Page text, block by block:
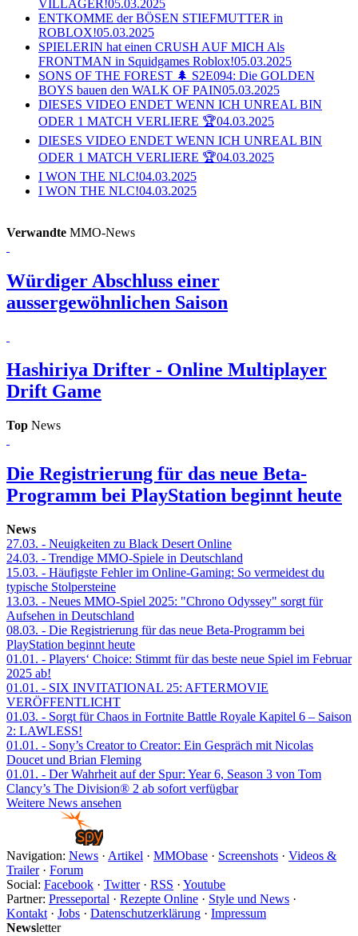
VILLAGER!05.03.2025
ENTKOMME der BÖSEN STIEFMUTTER in
ROBLOX!05.03.2025
SPIELERIN hat einen CRUSH AUF MICH Als
FRONTMAN in Squidgames Roblox!05.03.2025
SONS OF THE FOREST 🌲 S2E094: Die GOLDEN
BOYS bauen den WALK OF PAIN05.03.2025
DIESES VIDEO ENDET WENN ICH UNREAL BIN
ODER 1 MATCH VERLIERE 🏆04.03.2025
DIESES VIDEO ENDET WENN ICH UNREAL BIN
ODER 1 MATCH VERLIERE 🏆04.03.2025
I WON THE NLC!04.03.2025
I WON THE NLC!04.03.2025
Verwandte MMO-News
Würdiger Abschluss einer
aussergewöhnlichen Saison
Hashiriya Drifter - Online Multiplayer
Drift Game
Top News
Die Registrierung für das neue Beta-
Programm bei PlayStation beginnt heute
News
27.03. - Neuigkeiten zu Black Desert Online
24.03. - Trendige MMO-Spiele in Deutschland
15.03. - Häufigste Fehler im Online-Gaming: So vermeidest du
typische Stolpersteine
13.03. - Neues MMO-Spiel 2025: "Chrono Odyssey" sorgt für
Aufsehen in Deutschland
08.03. - Die Registrierung für das neue Beta-Programm bei
PlayStation beginnt heute
01.01. - Players‘ Choice: Stimmt für das beste neue Spiel im Februar
2025 ab!
01.01. - SIX INVITATIONAL 25: AFTERMOVIE
VERÖFFENTLICHT
01.03. - Sorgt für Chaos in Fortnite Battle Royale Kapitel 6 – Saison
2: LAWLESS!
01.01. - Sony’s Creator to Creator: Ein Gespräch mit Nicolas
Doucet und Brian Fleming
01.01. - Der Wahrheit auf der Spur: Year 6, Season 3 von Tom
Clancy’s The Division® 2 ab sofort verfügbar
Weitere News ansehen
Navigation: News · Artikel · MMObase · Screenshots · Videos &
Trailer· Forum
Social: Facebook · Twitter· RSS · Youtube
Partner: Presseportal · Rezepte Online · Style und News ·
Kontakt · Jobs · Datenschutzerklärung · Impressum
Newsletter